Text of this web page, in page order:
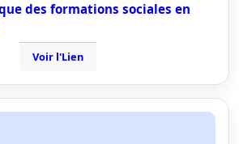
des formations sociales en
Voir l'Lien